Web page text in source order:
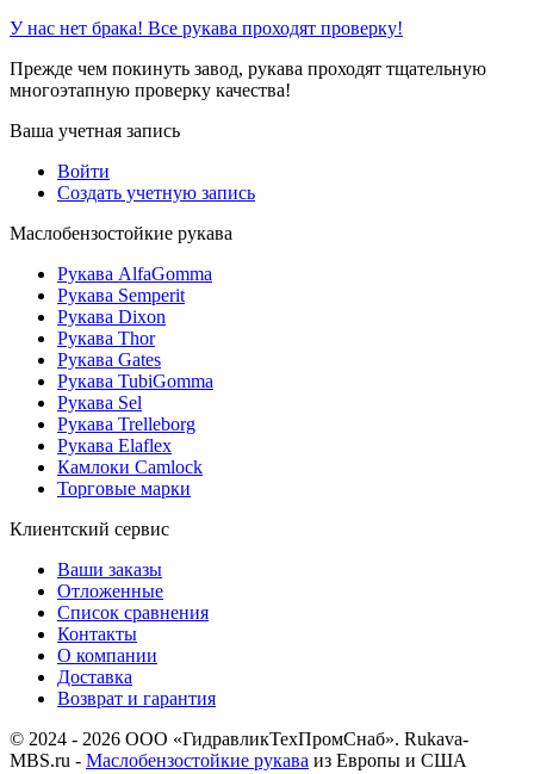
У нас нет брака! Все рукава проходят проверку!
Прежде чем покинуть завод, рукава проходят тщательную
многоэтапную проверку качества!
Ваша учетная запись
Войти
Создать учетную запись
Маслобензостойкие рукава
Рукава AlfaGomma
Рукава Semperit
Рукава Dixon
Рукава Thor
Рукава Gates
Рукава TubiGomma
Рукава Sel
Рукава Trelleborg
Рукава Elaflex
Камлоки Camlock
Торговые марки
Клиентский сервис
Ваши заказы
Отложенные
Список сравнения
Контакты
О компании
Доставка
Возврат и гарантия
© 2024 - 2026 ООО «ГидравликТехПромСнаб». Rukava-
MBS.ru - Маслобензостойкие рукава из Европы и США